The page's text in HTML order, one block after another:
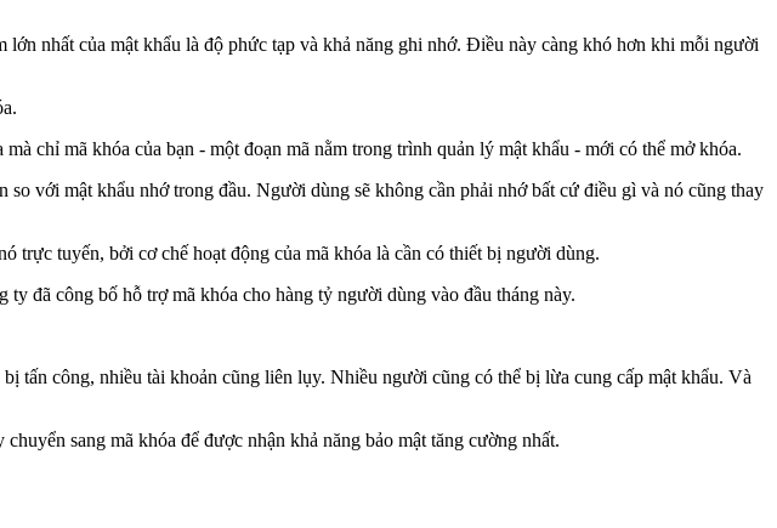
nhất của mật khẩu là độ phức tạp và khả năng ghi nhớ. Điều này càng khó hơn khi mỗi người
chỉ mã khóa của bạn - một đoạn mã nằm trong trình quản lý mật khẩu - mới có thể mở khóa.
với mật khẩu nhớ trong đầu. Người dùng sẽ không cần phải nhớ bất cứ điều gì và nó cũng thay
trực tuyến, bởi cơ chế hoạt động của mã khóa là cần có thiết bị người dùng.
đã công bố hỗ trợ mã khóa cho hàng tỷ người dùng vào đầu tháng này.
tấn công, nhiều tài khoản cũng liên lụy. Nhiều người cũng có thể bị lừa cung cấp mật khẩu. Và
sang mã khóa để được nhận khả năng bảo mật tăng cường nhất.